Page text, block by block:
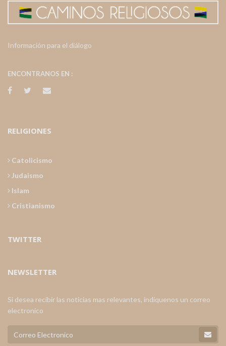
Información para el diálogo
ENCONTRANOS EN :
RELIGIONES
Catolicismo
Judaismo
Islam
Cristianismo
TWITTER
NEWSLETTER
Si desea recibir las noticias mas relevantes, indiquenos un correo
electronico